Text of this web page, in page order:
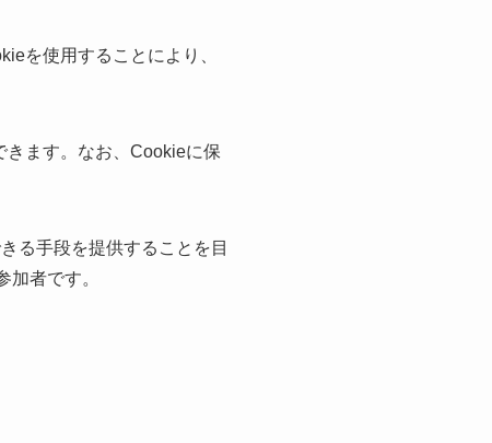
を使用することにより、
ます。なお、Cookieに保
る手段を提供することを目
者です。